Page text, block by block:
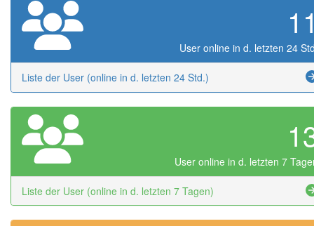
User online in d. letzten 24
Liste der User (online in d. letzten 24 Std.)
User online in d. letzten 7
Liste der User (online in d. letzten 7 Tagen)